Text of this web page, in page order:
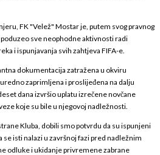
FK "Velež" Mostar je, putem svog pravnog
sve neophodne aktivnosti radi
i ispunjavanja svih zahtjeva FIFA-e.
dokumentacija zatražena u okviru
zaprimljena i proslijeđena na dalju
dana izvršio uplatu izrečene novčane
koje su bile u njegovoj nadležnosti.
Kluba, dobili smo potvrdu da su ispunjeni
se isti nalazi u završnoj fazi pred nadležnim
odluke i ukidanje privremene zabrane